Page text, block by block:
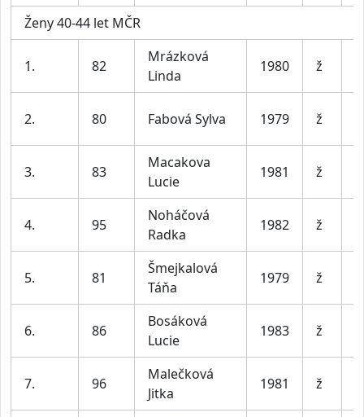
Ženy 40-44 let MČR
1. 82
Mrázková
Linda
1980 ž
2. 80 Fabová Sylva 1979 ž
3. 83
Macakova
Lucie
1981 ž
4. 95
Noháčová
Radka
1982 ž
5. 81
Šmejkalová
Táňa
1979 ž
6. 86
Bosáková
Lucie
1983 ž
7. 96
Malečková
Jitka
1981 ž